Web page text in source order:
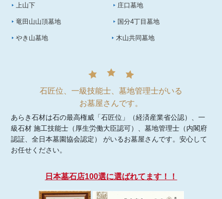
上山下 庄口墓地
竜田山山頂墓地 国分4丁目墓地
やき山墓地 木山共同墓地
石匠位、一級技能士、墓地管理士がいる
お墓屋さんです。
あらき石材は石の最高権威「石匠位」（経済産業省公認）、一
級石材 施工技能士（厚生労働大臣認可）、墓地管理士（内閣府
認証、全日本墓園協会認定） がいるお墓屋さんです。安心して
お任せください。
日本墓石店100選に選ばれてます！！